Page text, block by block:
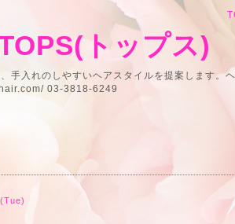
トップス)
手入れのしやすいヘアスタイルを提案します。
03-3818-6249